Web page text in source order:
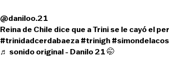
@daniloo.21
Reina de Chile dice que a Trini se le cayó el
#trinidadcerdabaeza#trinigh
♬ sonido original - Danilo 21 🤭